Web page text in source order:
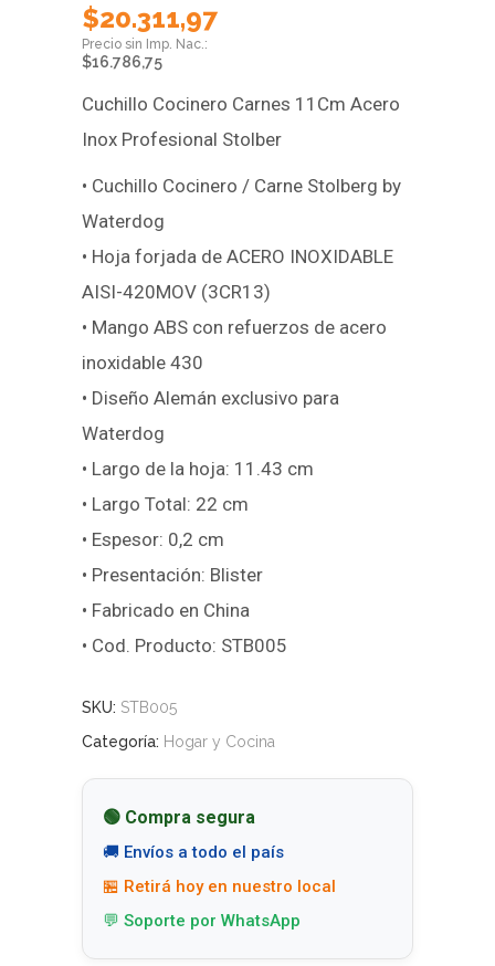
$20.311,97
$16.786,75
Cuchillo Cocinero Carnes 11Cm Acero
Inox Profesional Stolber
• Cuchillo Cocinero / Carne Stolberg by
Waterdog
• Hoja forjada de ACERO INOXIDABLE
AISI-420MOV (3CR13)
• Mango ABS con refuerzos de acero
inoxidable 430
• Diseño Alemán exclusivo para
Waterdog
• Largo de la hoja: 11.43 cm
• Largo Total: 22 cm
• Espesor: 0,2 cm
• Presentación: Blister
• Fabricado en China
• Cod. Producto: STB005
SKU: STB005
Categoría: Hogar y Cocina
🟢 Compra segura
🚚 Envíos a todo el país
🏪 Retirá hoy en nuestro local
💬 Soporte por WhatsApp